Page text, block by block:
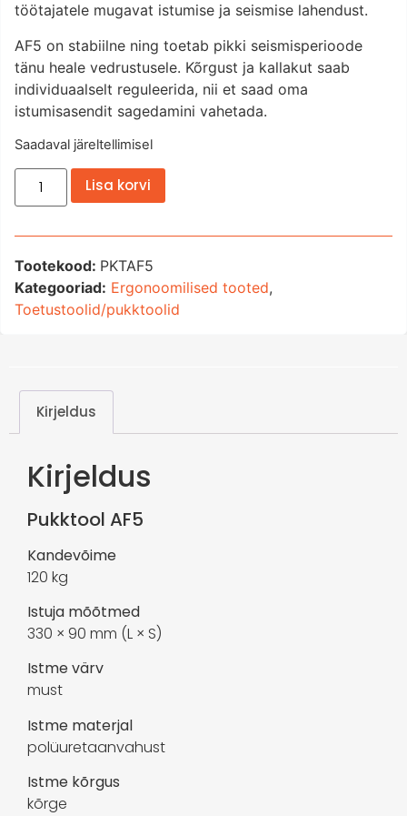
töötajatele mugavat istumise ja seismise lahendust.
AF5 on stabiilne ning toetab pikki seismisperioode
tänu heale vedrustusele. Kõrgust ja kallakut saab
individuaalselt reguleerida, nii et saad oma
istumisasendit sagedamini vahetada.
Saadaval järeltellimisel
Lisa korvi
Tootekood: PKTAF5
Kategooriad: Ergonoomilised tooted,
Toetustoolid/pukktoolid
Kirjeldus
Kirjeldus
Pukktool AF5
Kandevõime
120 kg
Istuja mõõtmed
330 × 90 mm (L × S)
Istme värv
must
Istme materjal
polüuretaanvahust
Istme kõrgus
kõrge